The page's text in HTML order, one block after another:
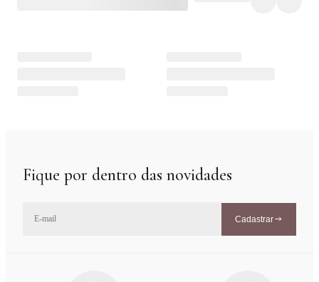
Fique por dentro das novidades
Cadastrar